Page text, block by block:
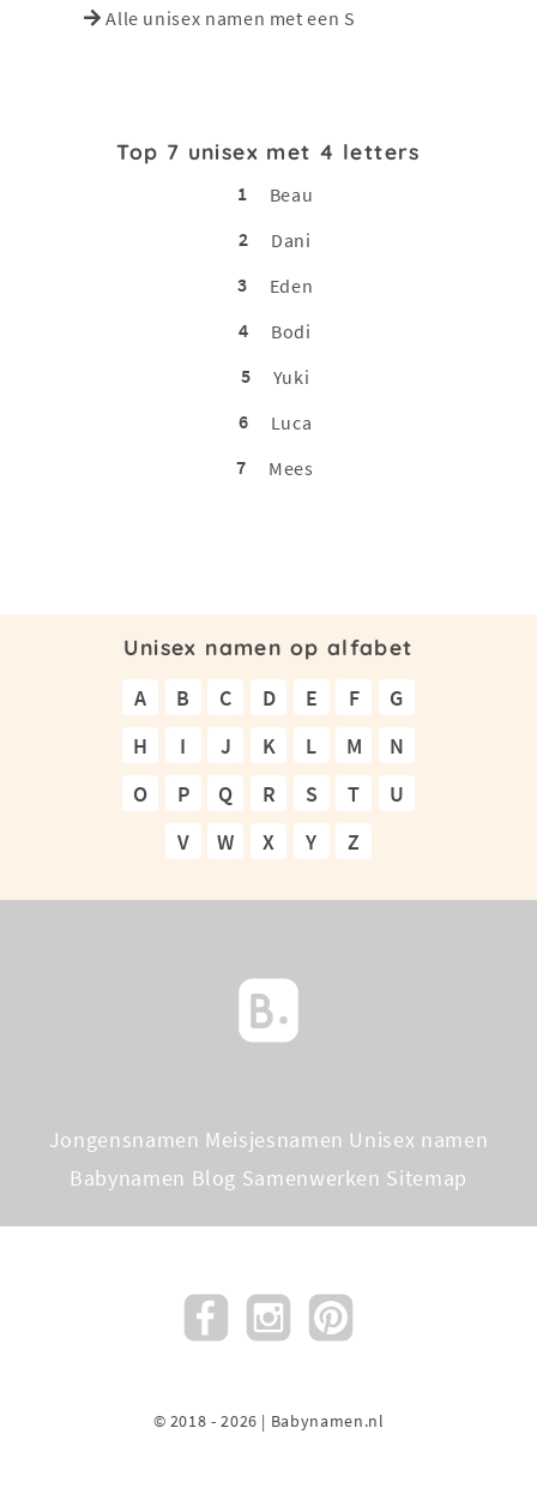
Alle unisex namen met een S
Top 7 unisex met 4 letters
1
Beau
2
Dani
3
Eden
4
Bodi
5
Yuki
6
Luca
7
Mees
Unisex namen op alfabet
A B C D E F
G
H
I J K L M
N
O
P Q R S T
U
V
W X Y Z
Jongensnamen Meisjesnamen Unisex namen
Babynamen Blog Samenwerken Sitemap
© 2018 - 2026 | Babynamen.nl